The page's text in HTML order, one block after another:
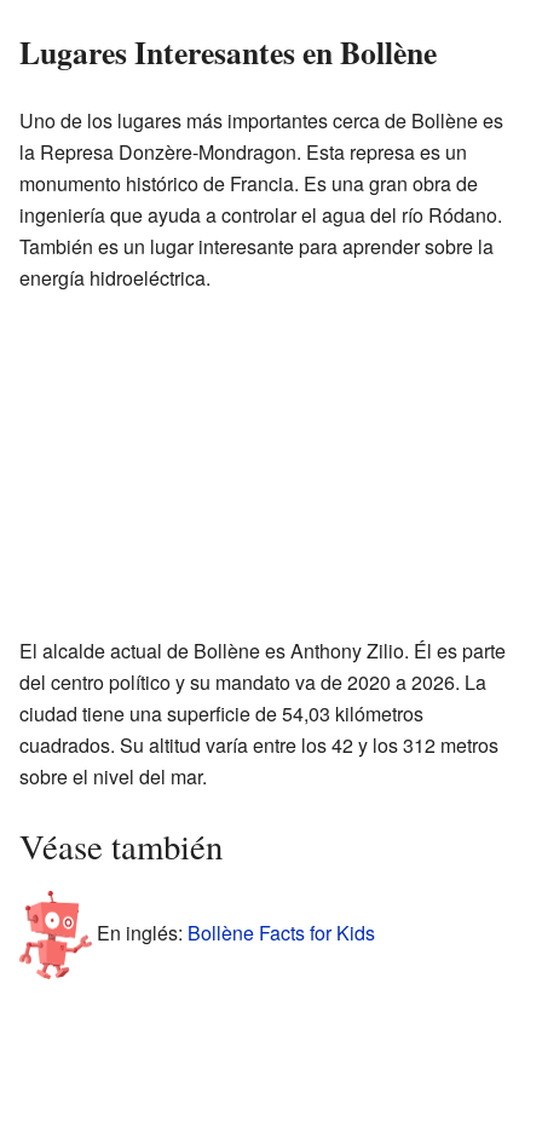
Lugares Interesantes en Bollène
Uno de los lugares más importantes cerca de Bollène es
la Represa Donzère-Mondragon. Esta represa es un
monumento histórico de Francia. Es una gran obra de
ingeniería que ayuda a controlar el agua del río Ródano.
También es un lugar interesante para aprender sobre la
energía hidroeléctrica.
El alcalde actual de Bollène es Anthony Zilio. Él es parte
del centro político y su mandato va de 2020 a 2026. La
ciudad tiene una superficie de 54,03 kilómetros
cuadrados. Su altitud varía entre los 42 y los 312 metros
sobre el nivel del mar.
Véase también
En inglés: Bollène Facts for Kids